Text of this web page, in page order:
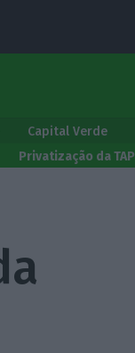
Capital Verde
Privatização da TAP